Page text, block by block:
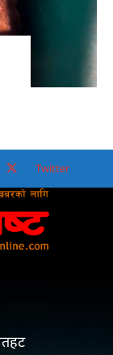
Twitter